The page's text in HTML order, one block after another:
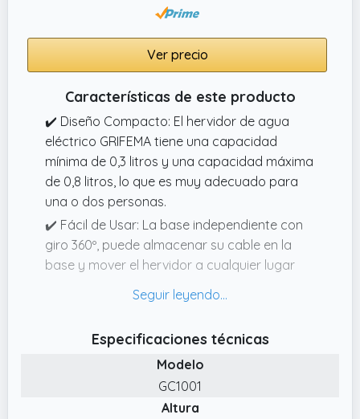
Ver precio
Características de este producto
✔️ Diseño Compacto: El hervidor de agua
eléctrico GRIFEMA tiene una capacidad
mínima de 0,3 litros y una capacidad máxima
de 0,8 litros, lo que es muy adecuado para
una o dos personas.
✔️ Fácil de Usar: La base independiente con
giro 360º, puede almacenar su cable en la
base y mover el hervidor a cualquier lugar
transparente y la luz indicadora facilitan su
✔️ Libre de BPA: El hervidor eléctrico está
hecho de plástico de calidad alimentaria sin
BPA, con un filtro antical desmontable para
facilitar la limpieza y mejorar el sabor y la
Especificaciones técnicas
Modelo
GC1001
Altura